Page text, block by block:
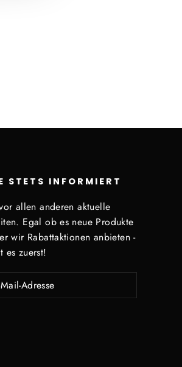
STETS INFORMIERT
allen anderen aktuelle
Egal ob es neue Produkte
wir Rabattaktionen anbieten -
es zuerst!